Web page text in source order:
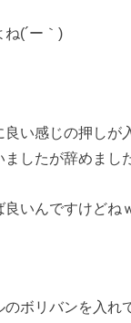
(´ー｀)
良い感じの押しが
したが辞めまし
良いんですけどね
のボリバンを入れ